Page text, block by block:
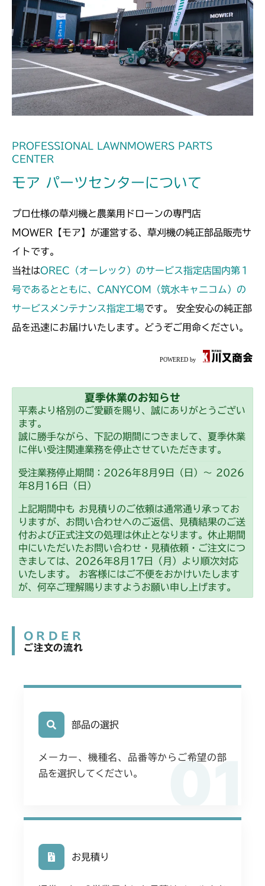
PROFESSIONAL LAWNMOWERS PARTS
CENTER
モア パーツセンターについて
プロ仕様の草刈機と農業用ドローンの専門店
MOWER【モア】が運営する、草刈機の純正部品販売サ
イトです。
当社はOREC（オーレック）のサービス指定店国内第１
号であるとともに、CANYCOM（筑水キャニコム）の
サービスメンテナンス指定工場です。 安全安心の純正部
品を迅速にお届けいたします。どうぞご用命ください。
夏季休業のお知らせ
平素より格別のご愛顧を賜り、誠にありがとうござい
ます。
誠に勝手ながら、下記の期間につきまして、夏季休業
に伴い受注関連業務を停止させていただきます。
受注業務停止期間：2026年8月9日（日）～ 2026
年8月16日（日）
上記期間中も お見積りのご依頼は通常通り承ってお
りますが、お問い合わせへのご返信、見積結果のご送
付および正式注文の処理は休止となります。休止期間
中にいただいたお問い合わせ・見積依頼・ご注文につ
きましては、2026年8月17日（月）より順次対応
いたします。 お客様にはご不便をおかけいたします
が、何卒ご理解賜りますようお願い申し上げます。
ORDER
ご注文の流れ
01
部品の選択
メーカー、機種名、品番等からご希望の部
品を選択してください。
お見積り